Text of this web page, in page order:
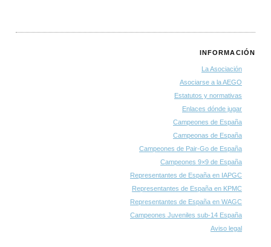
INFORMACIÓN
La Asociación
Asociarse a la AEGO
Estatutos y normativas
Enlaces dónde jugar
Campeones de España
Campeonas de España
Campeones de Pair-Go de España
Campeones 9×9 de España
Representantes de España en IAPGC
Representantes de España en KPMC
Representantes de España en WAGC
Campeones Juveniles sub-14 España
Aviso legal